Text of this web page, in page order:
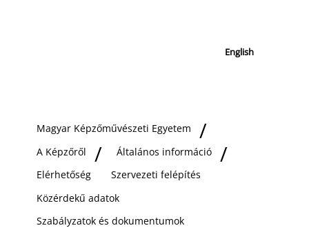
English
Magyar Képzőművészeti Egyetem
A Képzőről
Általános információ
Elérhetőség
Szervezeti felépítés
Közérdekű adatok
Szabályzatok és dokumentumok